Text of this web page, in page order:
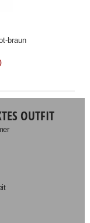
braun
OUTFIT